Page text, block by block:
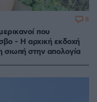
που
- Η αρχική εκδοχή
σιωπή στην απολογία
8